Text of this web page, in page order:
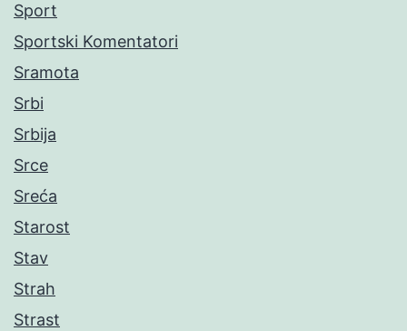
Sport
Sportski Komentatori
Sramota
Srbi
Srbija
Srce
Sreća
Starost
Stav
Strah
Strast